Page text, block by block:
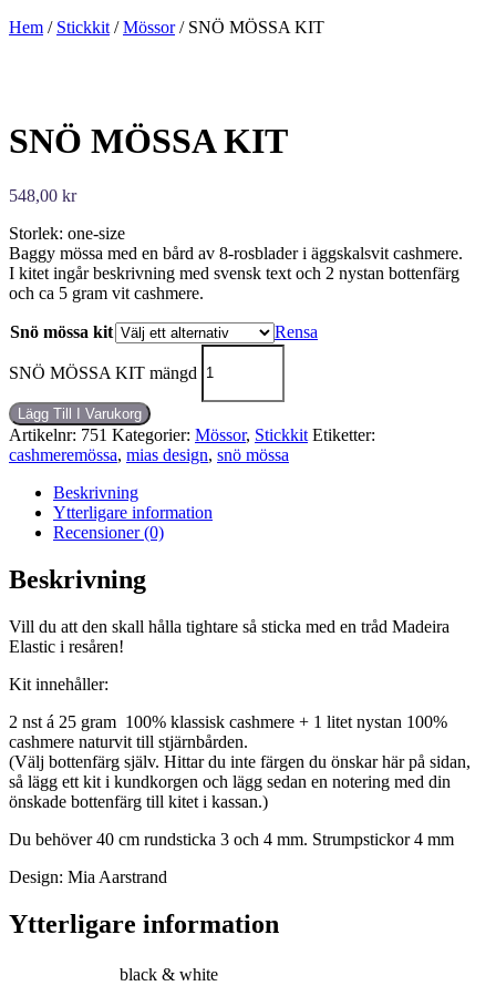
Hem / Stickkit /Mössor/ SNÖ MÖSSA KIT
SNÖ MÖSSA KIT
548,00 kr
Storlek: one-size
Baggy mössa med en bård av 8-rosblader i äggskalsvit cashmere.
I kitet ingår beskrivning med svensk text och 2 nystan bottenfärg
och ca 5 gram vit cashmere.
Snö mössa kit Rensa
SNÖ MÖSSA KIT mängd
Lägg Till I Varukorg
Artikelnr: 751 Kategorier: Mössor, Stickkit Etiketter:
cashmeremössa, mias design, snö mössa
Beskrivning
Ytterligare information
Recensioner (0)
Beskrivning
Vill du att den skall hålla tightare så sticka med en tråd Madeira
Elastic i resåren!
Kit innehåller:
2 nst á 25 gram 100% klassisk cashmere + 1 litet nystan 100%
cashmere naturvit till stjärnbården.
(Välj bottenfärg själv. Hittar du inte färgen du önskar här på sidan,
så lägg ett kit i kundkorgen och lägg sedan en notering med din
önskade bottenfärg till kitet i kassan.)
Du behöver 40 cm rundsticka 3 och 4 mm. Strumpstickor 4 mm
Design: Mia Aarstrand
Ytterligare information
black & white